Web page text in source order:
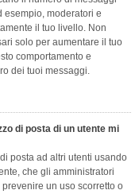
esempio, moderatori e
il tuo livello. Non
solo per aumentare il tuo
comportamento e
dei tuoi messaggi.
di posta di un utente mi
posta ad altri utenti usando
che gli amministratori
un uso scorretto o